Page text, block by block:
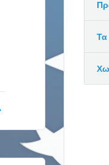
Τα